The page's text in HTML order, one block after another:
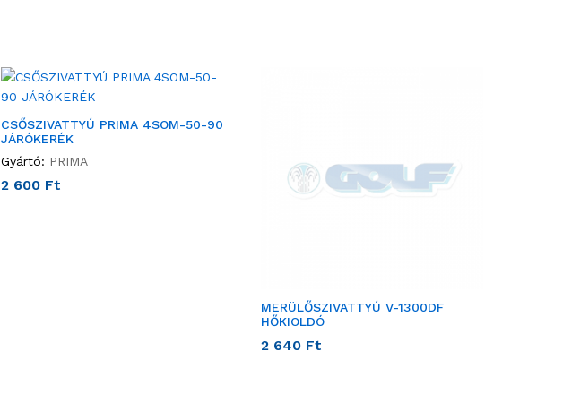
CSŐSZIVATTYÚ PRIMA 4SOM-50-90
JÁRÓKERÉK
Gyártó: PRIMA
2 600 Ft
MERÜLŐSZIVATTYÚ V-1300DF
HŐKIOLDÓ
2 640 Ft